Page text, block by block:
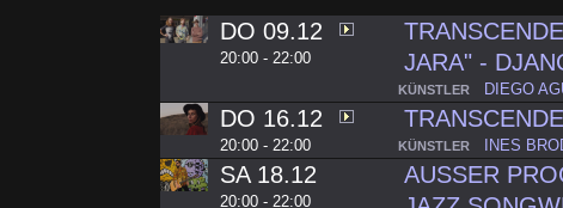
DO 09.12
20:00 - 22:00
JARA" -
KÜNSTLER DIEGO
DO 16.12
20:00 - 22:00 KÜNSTLER INES
SA 18.12
20:00 - 22:00
AUSSER